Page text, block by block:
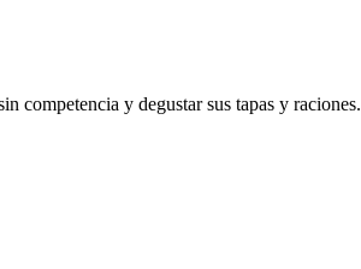
competencia y degustar sus tapas y raciones.